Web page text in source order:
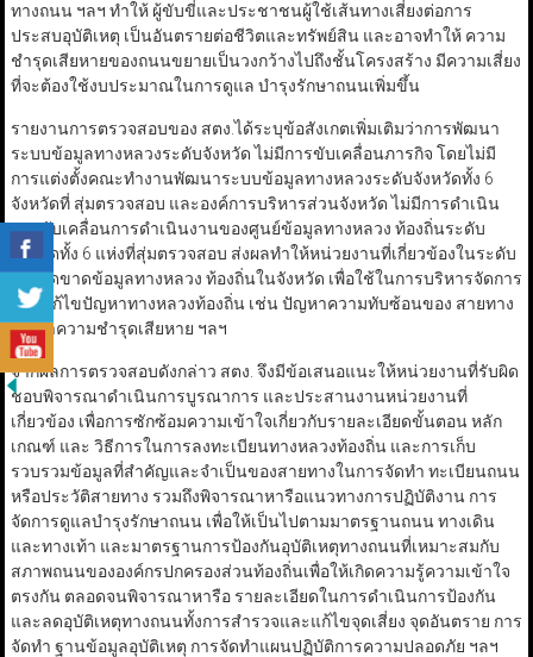
ทางถนน ฯลฯ ทำให้ ผู้ขับขี่และประชาชนผู้ใช้เส้นทางเสี่ยงต่อการ
ประสบอุบัติเหตุ เป็นอันตรายต่อชีวิตและทรัพย์สิน และอาจทำให้ ความ
ชำรุดเสียหายของถนนขยายเป็นวงกว้างไปถึงชั้นโครงสร้าง มีความเสี่ยง
ที่จะต้องใช้งบประมาณในการดูแล บำรุงรักษาถนนเพิ่มขึ้น
รายงานการตรวจสอบของ สตง.ได้ระบุข้อสังเกตเพิ่มเติมว่าการพัฒนา
ระบบข้อมูลทางหลวงระดับจังหวัด ไม่มีการขับเคลื่อนภารกิจ โดยไม่มี
การแต่งตั้งคณะทำงานพัฒนาระบบข้อมูลทางหลวงระดับจังหวัดทั้ง 6
จังหวัดที่ สุ่มตรวจสอบ และองค์การบริหารส่วนจังหวัด ไม่มีการดำเนิน
การขับเคลื่อนการดำเนินงานของศูนย์ข้อมูลทางหลวง ท้องถิ่นระดับ
จังหวัดทั้ง 6 แห่งที่สุ่มตรวจสอบ ส่งผลทำให้หน่วยงานที่เกี่ยวข้องในระดับ
จังหวัดขาดข้อมูลทางหลวง ท้องถิ่นในจังหวัด เพื่อใช้ในการบริหารจัดการ
และแก้ไขปัญหาทางหลวงท้องถิ่น เช่น ปัญหาความทับซ้อนของ สายทาง
ปัญหาความชำรุดเสียหาย ฯลฯ
จากผลการตรวจสอบดังกล่าว สตง. จึงมีข้อเสนอแนะให้หน่วยงานที่รับผิด
ชอบพิจารณาดำเนินการบูรณาการ และประสานงานหน่วยงานที่
เกี่ยวข้อง เพื่อการซักซ้อมความเข้าใจเกี่ยวกับรายละเอียดขั้นตอน หลัก
เกณฑ์ และ วิธีการในการลงทะเบียนทางหลวงท้องถิ่น และการเก็บ
รวบรวมข้อมูลที่สำคัญและจำเป็นของสายทางในการจัดทำ ทะเบียนถนน
หรือประวัติสายทาง รวมถึงพิจารณาหารือแนวทางการปฏิบัติงาน การ
จัดการดูแลบำรุงรักษาถนน เพื่อให้เป็นไปตามมาตรฐานถนน ทางเดิน
และทางเท้า และมาตรฐานการป้องกันอุบัติเหตุทางถนนที่เหมาะสมกับ
สภาพถนนขององค์กรปกครองส่วนท้องถิ่นเพื่อให้เกิดความรู้ความเข้าใจ
ตรงกัน ตลอดจนพิจารณาหารือ รายละเอียดในการดำเนินการป้องกัน
และลดอุบัติเหตุทางถนนทั้งการสำรวจและแก้ไขจุดเสี่ยง จุดอันตราย การ
จัดทำ ฐานข้อมูลอุบัติเหตุ การจัดทำแผนปฏิบัติการความปลอดภัย ฯลฯ